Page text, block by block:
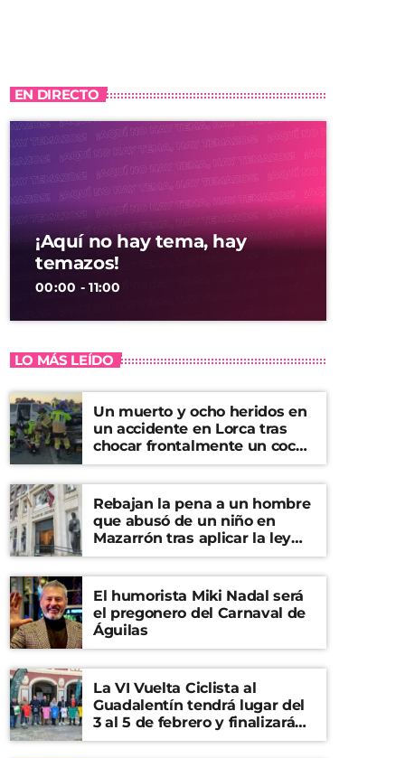
EN DIRECTO
¡Aquí no hay tema, hay
temazos!
00:00 - 11:00
LO MÁS LEÍDO
Un muerto y ocho heridos en
un accidente en Lorca tras
chocar frontalmente un coche
y una furgoneta
Rebajan la pena a un hombre
que abusó de un niño en
Mazarrón tras aplicar la ley
del ‘solo sí es sí’
El humorista Miki Nadal será
el pregonero del Carnaval de
Águilas
La VI Vuelta Ciclista al
Guadalentín tendrá lugar del
3 al 5 de febrero y finalizará
en el Castillo de Lorca